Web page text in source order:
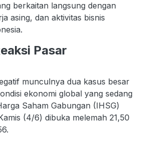
berkaitan langsung dengan
asing, dan aktivitas bisnis
Pasar
munculnya dua kasus besar
ekonomi global yang sedang
Saham Gabungan (IHSG)
(4/6) dibuka melemah 21,50